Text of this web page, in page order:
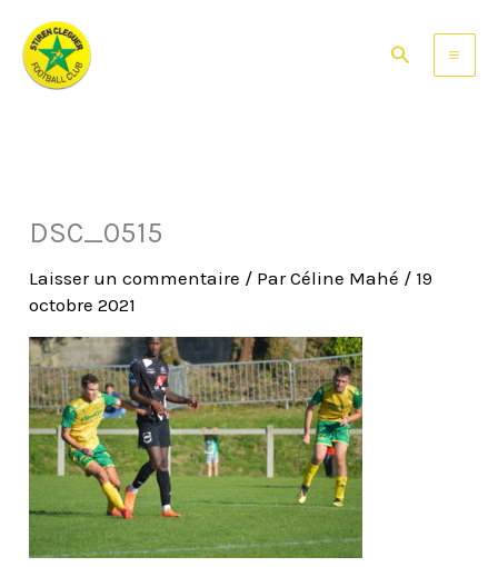
contenu
Rechercher
DSC_0515
Laisser un commentaire / ParCéline Mahé / 19
octobre 2021